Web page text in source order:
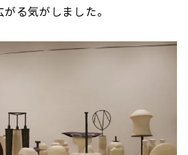
る気がしました。